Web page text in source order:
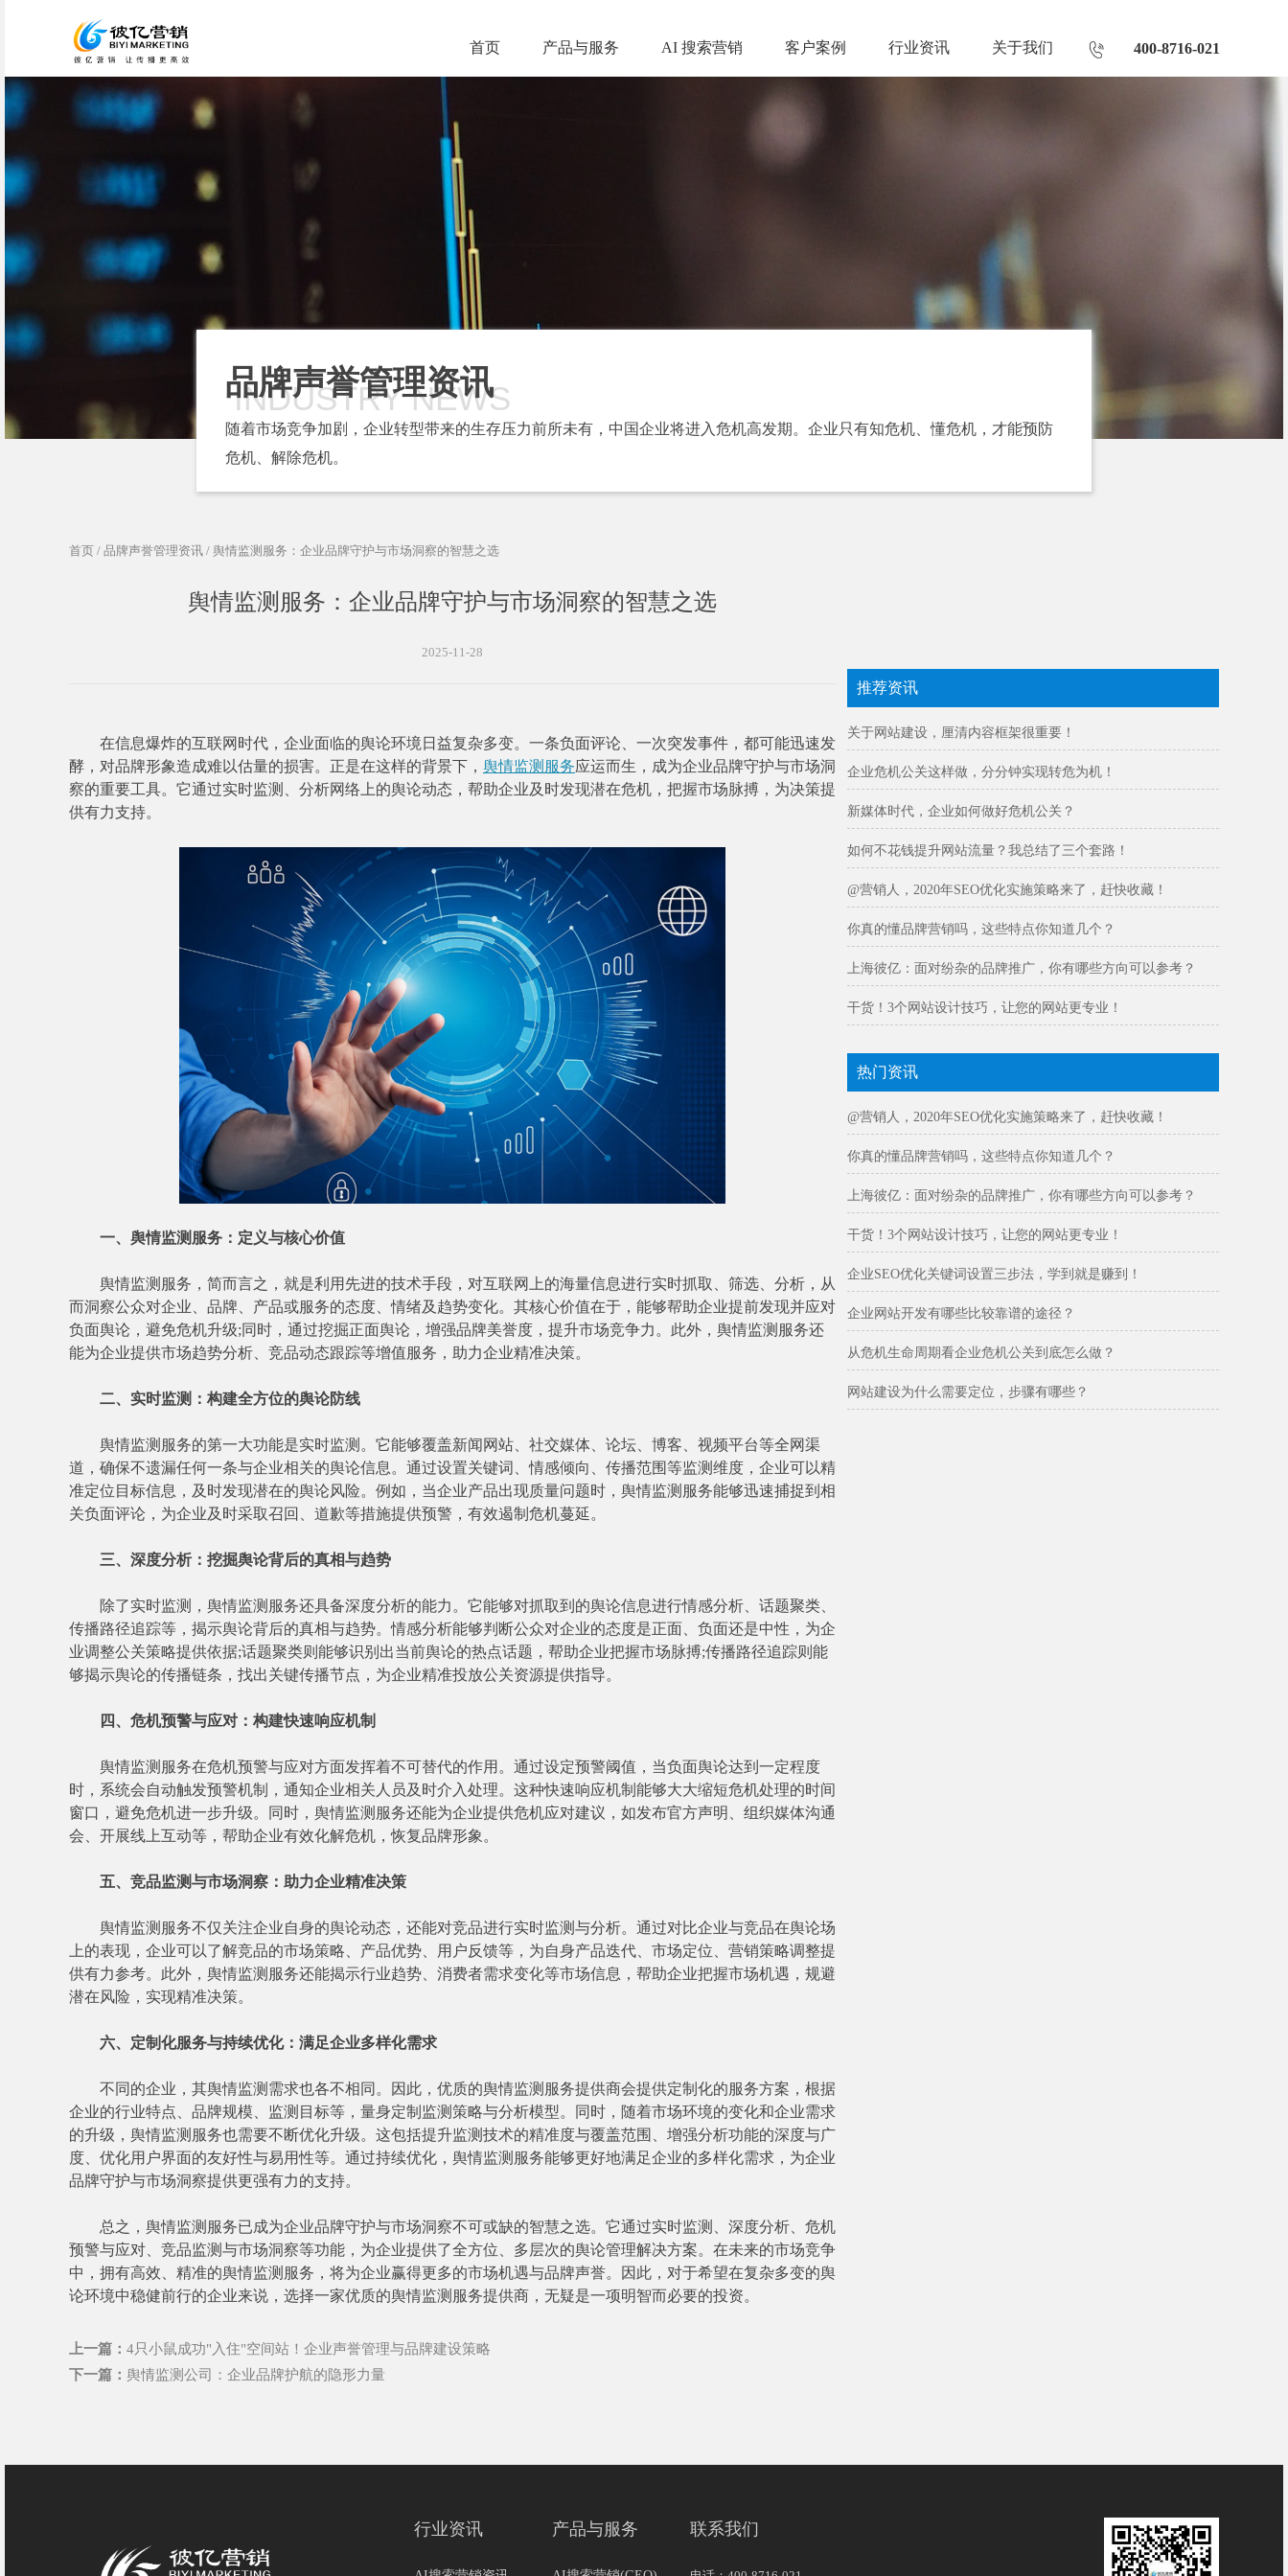
首页 产品与服务 AI 搜索营销 客户案例 行业资讯 关于我们 400-8716-021
品牌声誉管理资讯
INDUSTRY NEWS
随着市场竞争加剧，企业转型带来的生存压力前所未有，中国企业将进入危机高发期。企业只有知危机、懂危机，才能预防
危机、解除危机。
首页 / 品牌声誉管理资讯 / 舆情监测服务：企业品牌守护与市场洞察的智慧之选
舆情监测服务：企业品牌守护与市场洞察的智慧之选
2025-11-28
在信息爆炸的互联网时代，企业面临的舆论环境日益复杂多变。一条负面评论、一次突发事件，都可能迅速发
酵，对品牌形象造成难以估量的损害。正是在这样的背景下， 舆情监测服务应运而生，成为企业品牌守护与市场洞
察的重要工具。它通过实时监测、分析网络上的舆论动态，帮助企业及时发现潜在危机，把握市场脉搏，为决策提
供有力支持。
一、舆情监测服务：定义与核心价值
舆情监测服务，简而言之，就是利用先进的技术手段，对互联网上的海量信息进行实时抓取、筛选、分析，从
而洞察公众对企业、品牌、产品或服务的态度、情绪及趋势变化。其核心价值在于，能够帮助企业提前发现并应对
负面舆论，避免危机升级;同时，通过挖掘正面舆论，增强品牌美誉度，提升市场竞争力。此外，舆情监测服务还
能为企业提供市场趋势分析、竞品动态跟踪等增值服务，助力企业精准决策。
二、实时监测：构建全方位的舆论防线
舆情监测服务的第一大功能是实时监测。它能够覆盖新闻网站、社交媒体、论坛、博客、视频平台等全网渠
道，确保不遗漏任何一条与企业相关的舆论信息。通过设置关键词、情感倾向、传播范围等监测维度，企业可以精
准定位目标信息，及时发现潜在的舆论风险。例如，当企业产品出现质量问题时，舆情监测服务能够迅速捕捉到相
关负面评论，为企业及时采取召回、道歉等措施提供预警，有效遏制危机蔓延。
三、深度分析：挖掘舆论背后的真相与趋势
除了实时监测，舆情监测服务还具备深度分析的能力。它能够对抓取到的舆论信息进行情感分析、话题聚类、
传播路径追踪等，揭示舆论背后的真相与趋势。情感分析能够判断公众对企业的态度是正面、负面还是中性，为企
业调整公关策略提供依据;话题聚类则能够识别出当前舆论的热点话题，帮助企业把握市场脉搏;传播路径追踪则能
够揭示舆论的传播链条，找出关键传播节点，为企业精准投放公关资源提供指导。
四、危机预警与应对：构建快速响应机制
舆情监测服务在危机预警与应对方面发挥着不可替代的作用。通过设定预警阈值，当负面舆论达到一定程度
时，系统会自动触发预警机制，通知企业相关人员及时介入处理。这种快速响应机制能够大大缩短危机处理的时间
窗口，避免危机进一步升级。同时，舆情监测服务还能为企业提供危机应对建议，如发布官方声明、组织媒体沟通
会、开展线上互动等，帮助企业有效化解危机，恢复品牌形象。
五、竞品监测与市场洞察：助力企业精准决策
舆情监测服务不仅关注企业自身的舆论动态，还能对竞品进行实时监测与分析。通过对比企业与竞品在舆论场
上的表现，企业可以了解竞品的市场策略、产品优势、用户反馈等，为自身产品迭代、市场定位、营销策略调整提
供有力参考。此外，舆情监测服务还能揭示行业趋势、消费者需求变化等市场信息，帮助企业把握市场机遇，规避
潜在风险，实现精准决策。
六、定制化服务与持续优化：满足企业多样化需求
不同的企业，其舆情监测需求也各不相同。因此，优质的舆情监测服务提供商会提供定制化的服务方案，根据
企业的行业特点、品牌规模、监测目标等，量身定制监测策略与分析模型。同时，随着市场环境的变化和企业需求
的升级，舆情监测服务也需要不断优化升级。这包括提升监测技术的精准度与覆盖范围、增强分析功能的深度与广
度、优化用户界面的友好性与易用性等。通过持续优化，舆情监测服务能够更好地满足企业的多样化需求，为企业
品牌守护与市场洞察提供更强有力的支持。
总之，舆情监测服务已成为企业品牌守护与市场洞察不可或缺的智慧之选。它通过实时监测、深度分析、危机
预警与应对、竞品监测与市场洞察等功能，为企业提供了全方位、多层次的舆论管理解决方案。在未来的市场竞争
中，拥有高效、精准的舆情监测服务，将为企业赢得更多的市场机遇与品牌声誉。因此，对于希望在复杂多变的舆
论环境中稳健前行的企业来说，选择一家优质的舆情监测服务提供商，无疑是一项明智而必要的投资。
上一篇： 4只小鼠成功"入住"空间站！企业声誉管理与品牌建设策略
下一篇： 舆情监测公司：企业品牌护航的隐形力量
推荐资讯
关于网站建设，厘清内容框架很重要！
企业危机公关这样做，分分钟实现转危为机！
新媒体时代，企业如何做好危机公关？
如何不花钱提升网站流量？我总结了三个套路！
@营销人，2020年SEO优化实施策略来了，赶快收藏！
你真的懂品牌营销吗，这些特点你知道几个？
上海彼亿：面对纷杂的品牌推广，你有哪些方向可以参考？
干货！3个网站设计技巧，让您的网站更专业！
热门资讯
@营销人，2020年SEO优化实施策略来了，赶快收藏！
你真的懂品牌营销吗，这些特点你知道几个？
上海彼亿：面对纷杂的品牌推广，你有哪些方向可以参考？
干货！3个网站设计技巧，让您的网站更专业！
企业SEO优化关键词设置三步法，学到就是赚到！
企业网站开发有哪些比较靠谱的途径？
从危机生命周期看企业危机公关到底怎么做？
网站建设为什么需要定位，步骤有哪些？
行业资讯 产品与服务 联系我们